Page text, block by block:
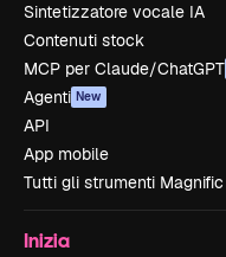
Sintetizzatore vocale IA
Contenuti stock
MCP per Claude/ChatGPT
Agenti New
API
App mobile
Tutti gli strumenti Magnific
Inizia